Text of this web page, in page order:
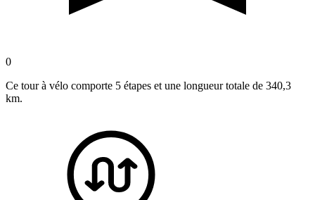
0
Ce tour à vélo comporte 5 étapes et une longueur totale de 340,3
km.